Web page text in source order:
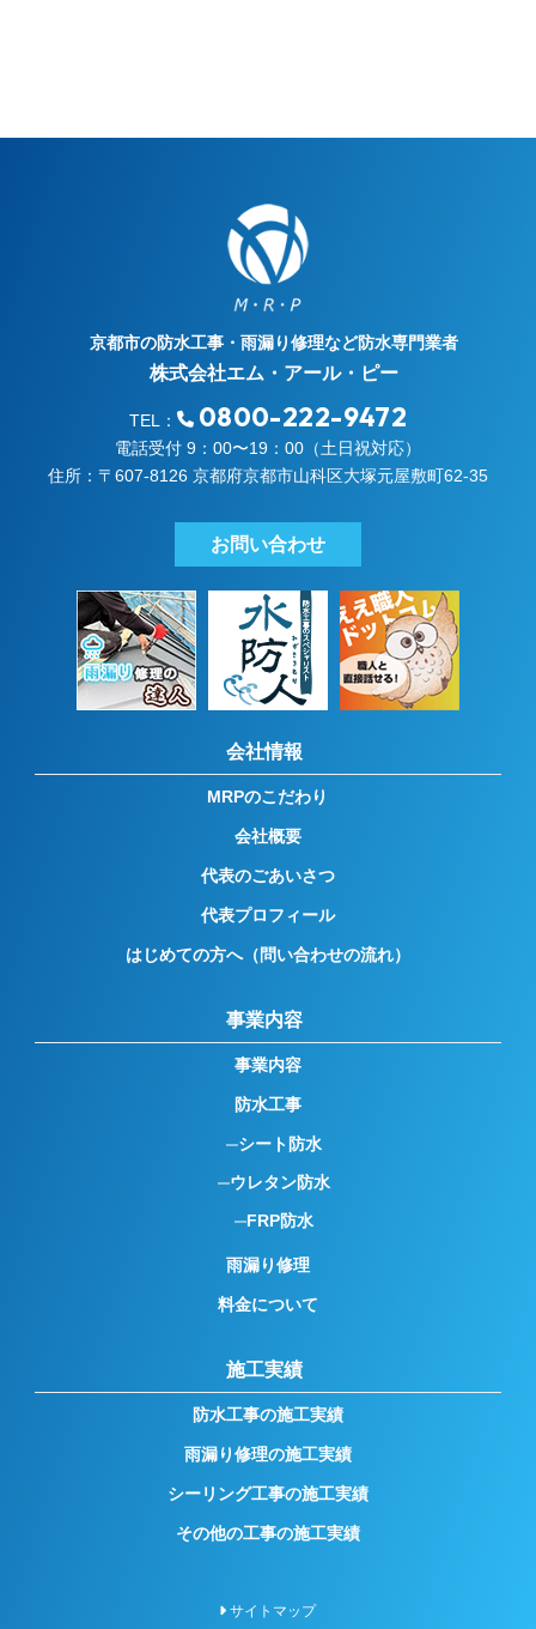
京都市の防水工事・雨漏り修理など防水専門業者
株式会社エム・アール・ピー
TEL： 0800-222-9472
電話受付 9：00〜19：00（土日祝対応）
住所：〒607-8126 京都府京都市山科区大塚元屋敷町62-35
お問い合わせ
会社情報
MRPのこだわり
会社概要
代表のごあいさつ
代表プロフィール
はじめての方へ（問い合わせの流れ）
事業内容
事業内容
防水工事
シート防水
ウレタン防水
FRP防水
雨漏り修理
料金について
施工実績
防水工事の施工実績
雨漏り修理の施工実績
シーリング工事の施工実績
その他の工事の施工実績
サイトマップ